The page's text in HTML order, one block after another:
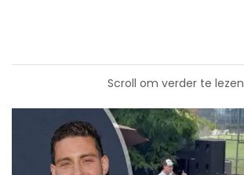
Scroll om verder te lezen